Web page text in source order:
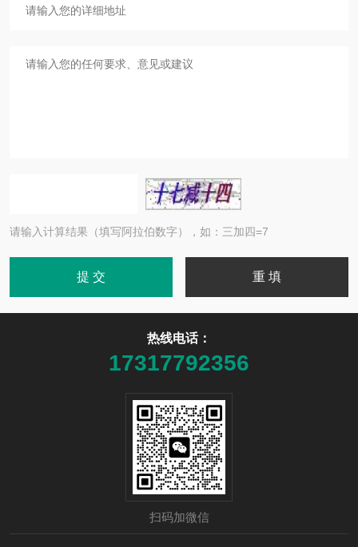
请输入计算结果（填写阿拉伯数字），如：三加四=7
热线电话：
17317792356
扫码加微信